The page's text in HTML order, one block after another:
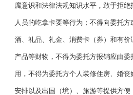
腐意识和法律法规知识水平，敢于拒
人员的吃拿卡要等行为；不得向委托
酒、礼品、礼金、消费卡（券）和有
产品等财物，不得为委托方报销应由
用，不得为委托方个人装修住房、婚
安排以及出国（境）、旅游等提供方